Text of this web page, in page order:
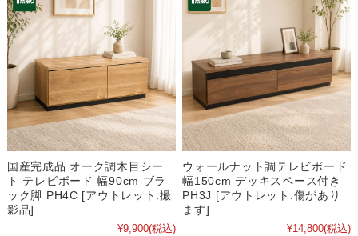
国産完成品 オーク調木目シー
ト テレビボード 幅90cm ブラ
ック脚 PH4C [アウトレット:撮
影品]
¥9,900(税込)
ウォールナット調テレビボード
幅150cm デッキスペース付き
PH3J [アウトレット:傷があり
ます]
¥14,800(税込)